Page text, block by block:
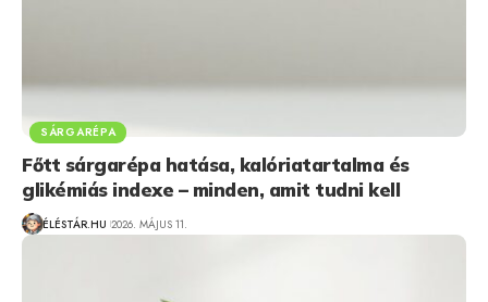
SÁRGARÉPA
Főtt sárgarépa hatása, kalóriatartalma és
glikémiás indexe – minden, amit tudni kell
ÉLÉSTÁR.HU 2026. MÁJUS 11.